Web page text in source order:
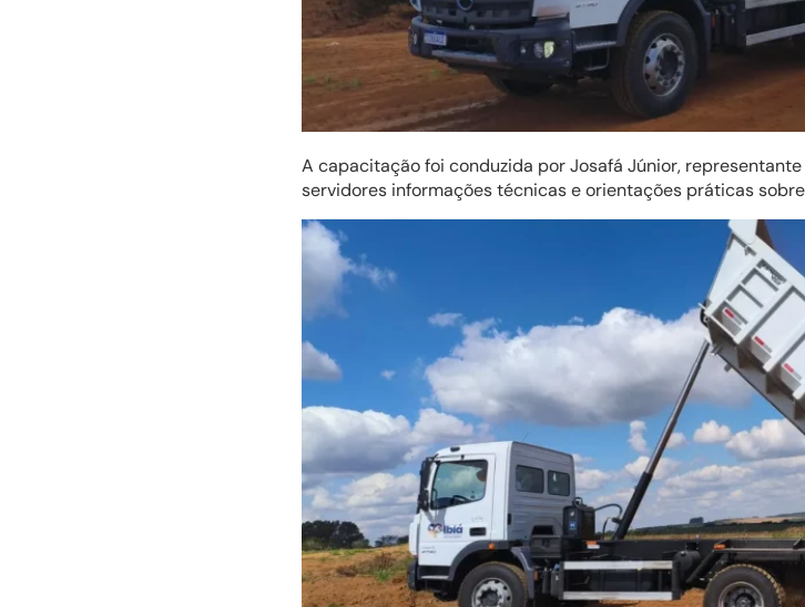
A capacitação foi conduzida por Josafá Júnior,
servidores informações técnicas e orientações práticas